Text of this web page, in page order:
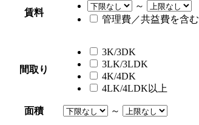
賃料
～
管理費／共益費を含む
間取り
3K/3DK
3LK/3LDK
4K/4DK
4LK/4LDK以上
面積 ～